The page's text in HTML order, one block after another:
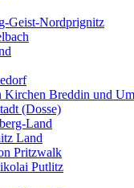
Geist-Nordprignitz
Kirchen Breddin und
(Dosse)
Land
Land
Pritzwalk
Putlitz